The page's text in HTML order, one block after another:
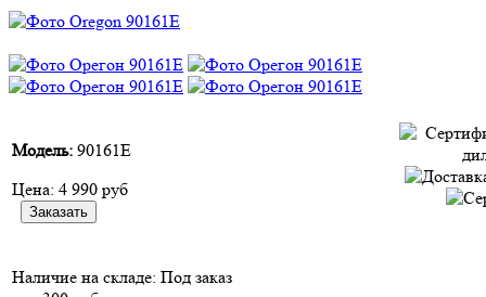
Модель: 90161E
Цена: 4 990 руб
Наличие на складе: Под заказ